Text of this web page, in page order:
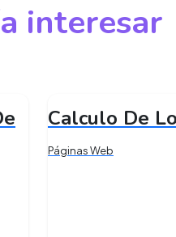
interesar
Calculo De
Páginas Web